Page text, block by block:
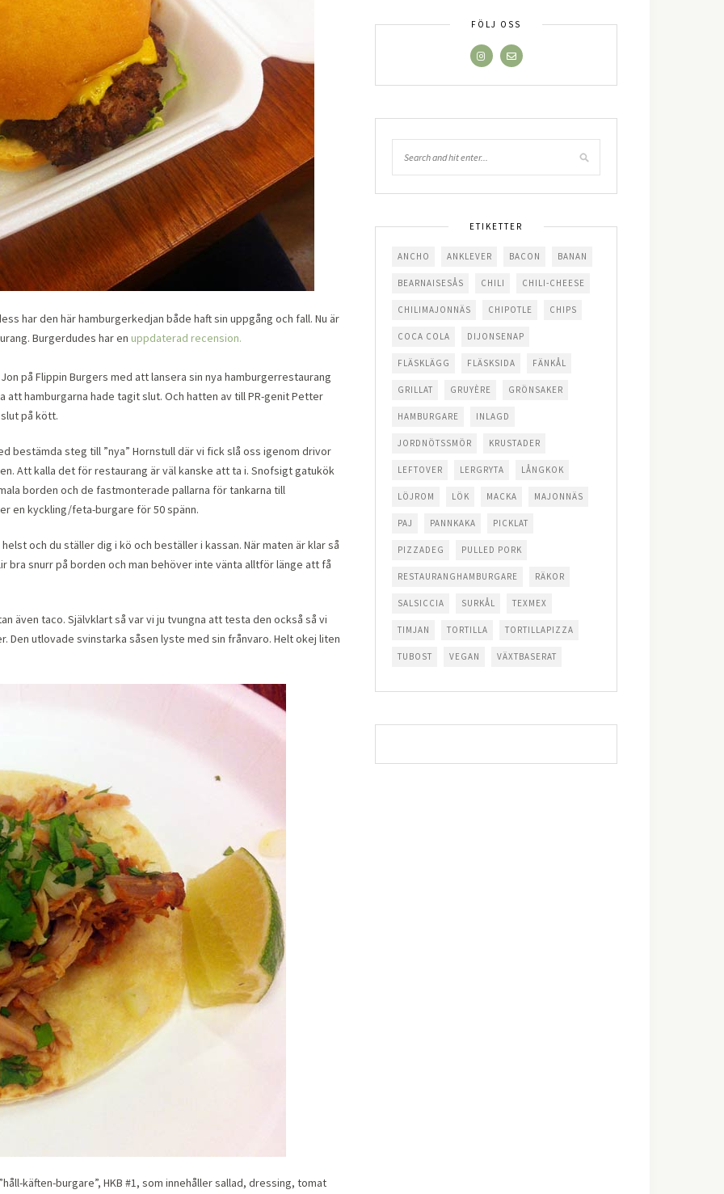
har den här hamburgerkedjan både haft sin uppgång och fall. Nu är
Burgerdudes har en uppdaterad recension.
på Flippin Burgers med att lansera sin nya hamburgerrestaurang
att hamburgarna hade tagit slut. Och hatten av till PR-genit Petter
på kött.
bestämda steg till ”nya” Hornstull där vi fick slå oss igenom drivor
Att kalla det för restaurang är väl kanske att ta i. Snofsigt gatukök
borden och de fastmonterade pallarna för tankarna till
en kyckling/feta-burgare för 50 spänn.
och du ställer dig i kö och beställer i kassan. När maten är klar så
bra snurr på borden och man behöver inte vänta alltför länge att få
även taco. Självklart så var vi ju tvungna att testa den också så vi
Den utlovade svinstarka såsen lyste med sin frånvaro. Helt okej liten
käften-burgare”, HKB #1, som innehåller sallad, dressing, tomat
FÖLJ OSS
ETIKETTER
ANCHO ANKLEVER BACON BANAN
BEARNAISESÅS CHILI CHILI-CHEESE
CHILIMAJONNÄS CHIPOTLE CHIPS
COCA COLA DIJONSENAP
FLÄSKLÄGG FLÄSKSIDA FÄNKÅL
GRILLAT GRUYÈRE GRÖNSAKER
HAMBURGARE INLAGD
JORDNÖTSSMÖR KRUSTADER
LEFTOVER LERGRYTA LÅNGKOK
LÖJROM LÖK MACKA MAJONNÄS
PAJ PANNKAKA PICKLAT
PIZZADEG PULLED PORK
RESTAURANGHAMBURGARE RÄKOR
SALSICCIA SURKÅL TEXMEX
TIMJAN TORTILLA TORTILLAPIZZA
TUBOST VEGAN VÄXTBASERAT